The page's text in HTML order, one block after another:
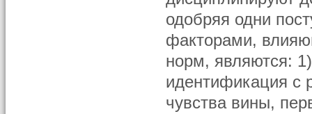
одобряя одни
факторами,
норм, являются:
идентификация с
чувства вины,